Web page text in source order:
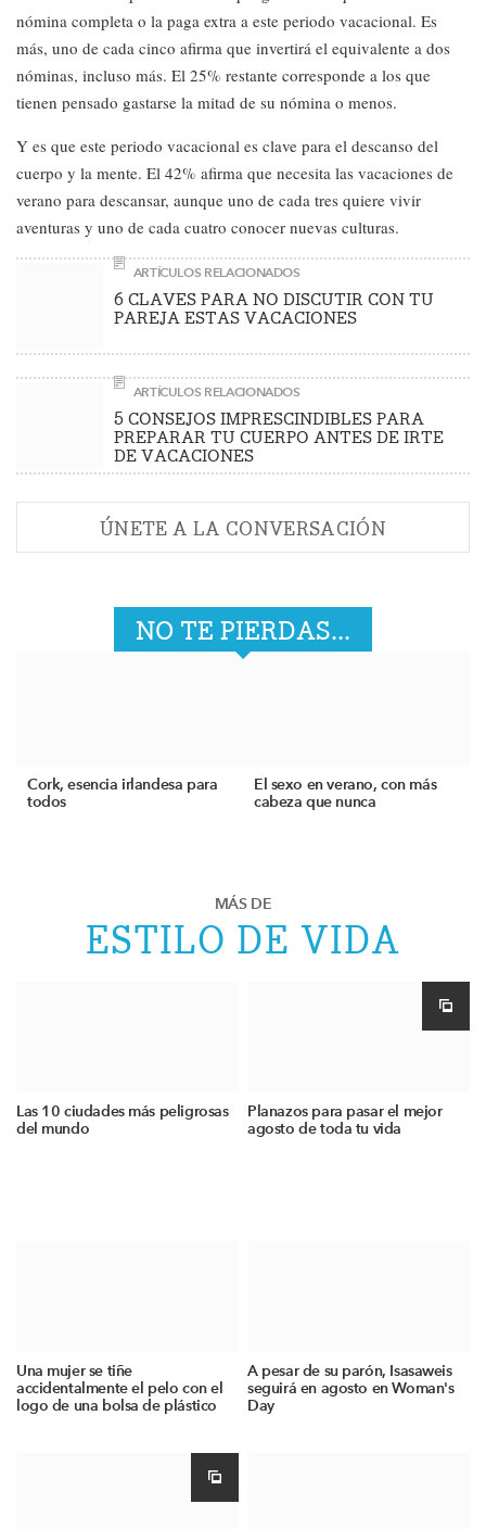
nómina completa o la paga extra a este periodo vacacional. Es
más, uno de cada cinco afirma que invertirá el equivalente a dos
nóminas, incluso más. El 25% restante corresponde a los que
tienen pensado gastarse la mitad de su nómina o menos.
Y es que este periodo vacacional es clave para el descanso del
cuerpo y la mente. El 42% afirma que necesita las vacaciones de
verano para descansar, aunque uno de cada tres quiere vivir
aventuras y uno de cada cuatro conocer nuevas culturas.
ARTÍCULOS RELACIONADOS
6 CLAVES PARA NO DISCUTIR CON TU
PAREJA ESTAS VACACIONES
ARTÍCULOS RELACIONADOS
5 CONSEJOS IMPRESCINDIBLES PARA
PREPARAR TU CUERPO ANTES DE IRTE
DE VACACIONES
ÚNETE A LA CONVERSACIÓN
NO TE PIERDAS...
Cork, esencia irlandesa para
todos
El sexo en verano, con más
cabeza que nunca
MÁS DE
ESTILO DE VIDA
Las 10 ciudades más peligrosas
del mundo
Planazos para pasar el mejor
agosto de toda tu vida
Una mujer se tiñe
accidentalmente el pelo con el
logo de una bolsa de plástico
A pesar de su parón, Isasaweis
seguirá en agosto en Woman's
Day